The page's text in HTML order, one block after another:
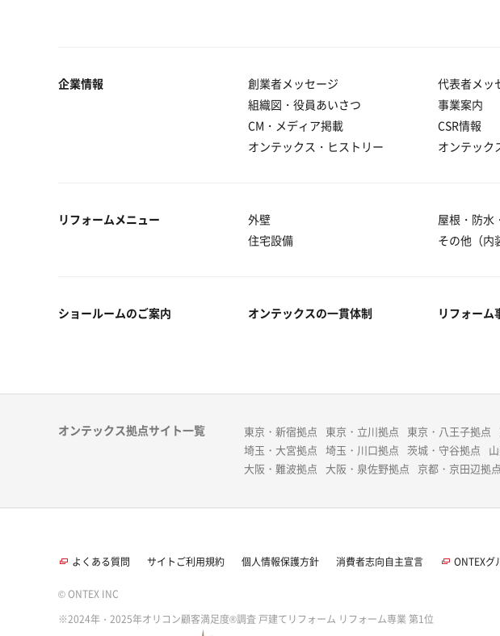
企業情報 創業者メッセージ 代表者メッ
組織図・役員あいさつ
事業案内
CM・メディア掲載
CSR情報
オンテックス・ヒストリー
オンテック
リフォームメニュー 外壁 屋根・防水
住宅設備
その他（内
ショールームのご案内 オンテックスの一貫体制 リフォーム
オンテックス拠点サイト一覧 東京・新宿拠点 東京・立川拠点 東京・八王子拠点
埼玉・大宮拠点 埼玉・川口拠点 茨城・守谷拠点
大阪・難波拠点
大阪・泉佐野拠点 京都・京田辺拠点
よくある質問 サイトご利用規約 個人情報保護方針 消費者志向自主宣言 ONTEXグ
© ONTEX INC
※2024年・2025年オリコン顧客満足度®調査 戸建てリフォーム リフォーム専業 第1位